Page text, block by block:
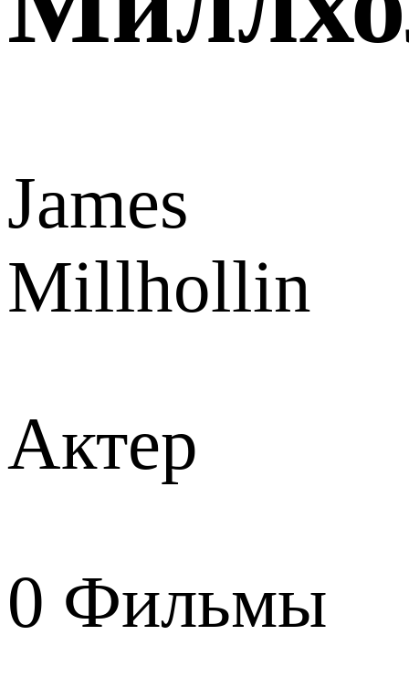
James
Millhollin
Актер
0 Фильмы